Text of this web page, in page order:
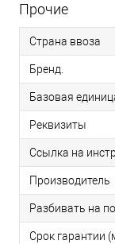
Прочие
Страна ввоза
Бренд.
Базовая
Реквизиты
Ссылка на
Производитель
Разбивать на
Срок гарантии